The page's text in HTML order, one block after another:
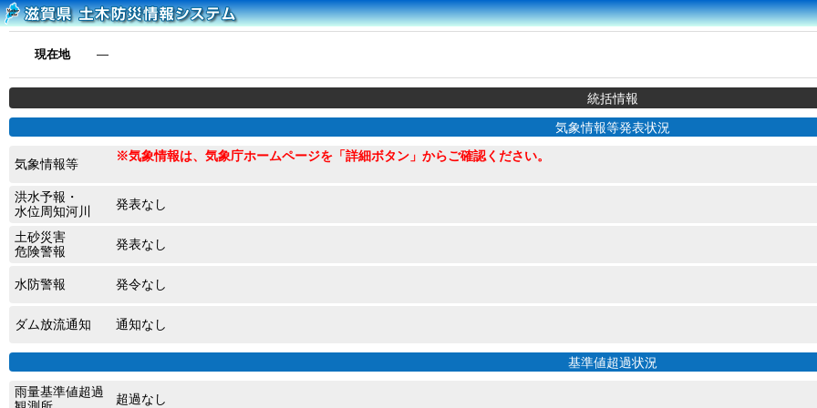
現在地 ―
統括情報
気象情報等発表状況
気象情報等
※気象情報は、気象庁ホームページを「詳細ボタン」からご確認ください。
洪水予報・
水位周知河川
発表なし
土砂災害
危険警報
発表なし
水防警報 発令なし
ダム放流通知 通知なし
基準値超過状況
雨量基準値超過
超過なし